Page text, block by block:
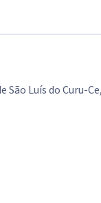
Luís do Curu-